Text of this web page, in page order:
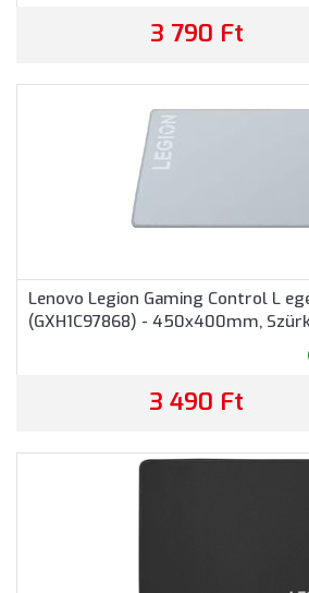
3 790 Ft
Lenovo Legion Gaming Control L
(GXH1C97868) - 450x400mm,
3 490 Ft